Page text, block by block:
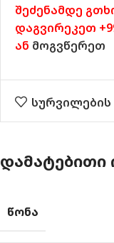
შეძენამდე
დაგვირეკეთ
ან მოგვწერეთ
სურვილების
ᲓᲐᲛᲐᲢᲔᲑᲘᲗᲘ
ᲬᲝᲜᲐ